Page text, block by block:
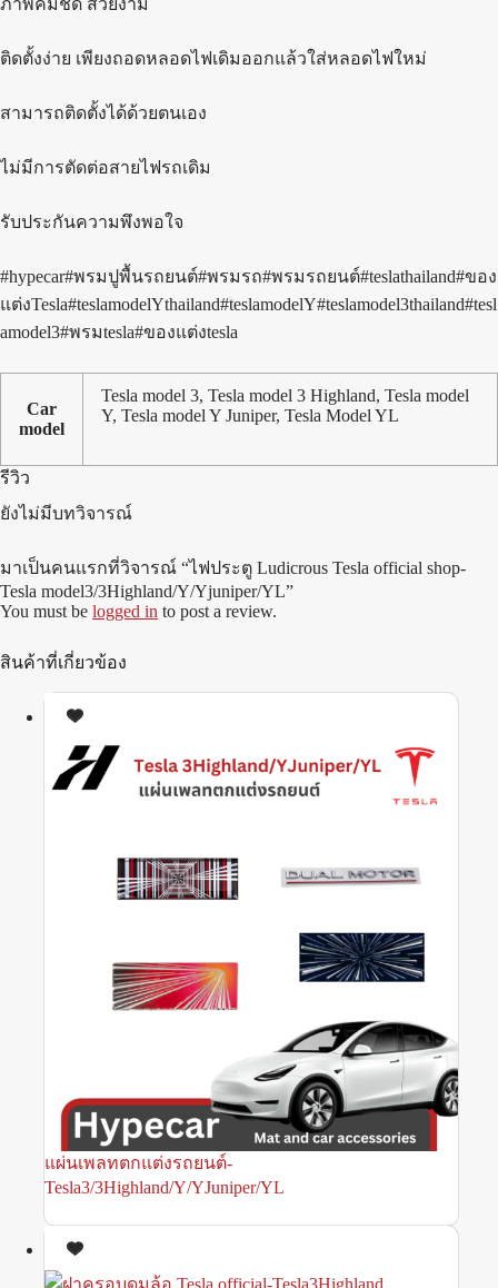
ติดตั้งง่าย เพียงถอดหลอดไฟเดิมออกแล้วใส่หลอดไฟใหม่
สามารถติดตั้งได้ด้วยตนเอง
ไม่มีการตัดต่อสายไฟรถเดิม
รับประกันความพึงพอใจ
#hypecar#พรมปูพื้นรถยนต์#พรมรถ#พรมรถยนต์#teslathailand#ของ
แต่งTesla#teslamodelYthailand#teslamodelY#teslamodel3thailand#tesl
amodel3#พรมtesla#ของแต่งtesla
Car
model
Tesla model 3, Tesla model 3 Highland, Tesla model
Y, Tesla model Y Juniper, Tesla Model YL
รีวิว
ยังไม่มีบทวิจารณ์
มาเป็นคนแรกที่วิจารณ์ “ไฟประตู Ludicrous Tesla official shop-
Tesla model3/3Highland/Y/Yjuniper/YL”
You must be logged in to post a review.
สินค้าที่เกี่ยวข้อง
แผ่นเพลทตกแต่งรถยนต์-
Tesla3/3Highland/Y/YJuniper/YL